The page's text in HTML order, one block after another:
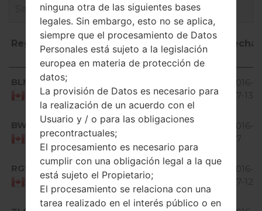
Región
Nombre de
OS Talla Fecha
Región
archivo
BLM
Canada
4.4.x
KitKat
GiB
2016-
07-13
BWA
Canada
D803B20o_00.kdz
Android
KitKat
2016-
07
RGS
Canada
D803R20l_00.kdz
Android
KitKat
1.56
2016-
07-12
Android
ninguna otra de las siguientes bases
legales. Sin embargo, esto no se aplica,
siempre que el procesamiento de Datos
Personales está sujeto a la legislación
europea en materia de protección de
datos;
La provisión de Datos es necesario para
la realización de un acuerdo con el
Usuario y / o para las obligaciones
precontractuales;
El procesamiento es necesario para
cumplir con una obligación legal a la que
está sujeto el Propietario;
El procesamiento se relaciona con una
tarea realizado en el interés público o en